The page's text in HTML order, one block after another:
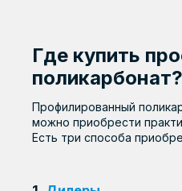
Где купить
поликарбонат?
Профилированный
можно приобрести
Есть три способа